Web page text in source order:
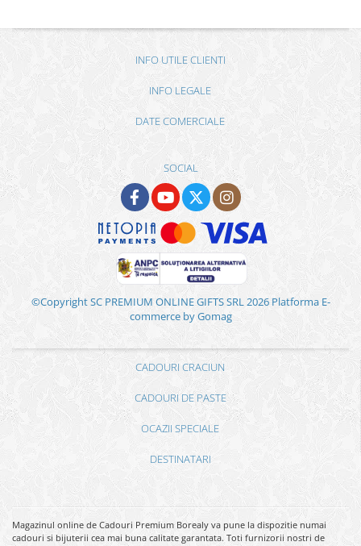
INFO UTILE CLIENTI
INFO LEGALE
DATE COMERCIALE
SOCIAL
©Copyright SC PREMIUM ONLINE GIFTS SRL 2026 Platforma E-
commerce by Gomag
CADOURI CRACIUN
CADOURI DE PASTE
OCAZII SPECIALE
DESTINATARI
Magazinul online de Cadouri Premium Borealy va pune la dispozitie numai
cadouri si bijuterii cea mai buna calitate garantata. Toti furnizorii nostri de